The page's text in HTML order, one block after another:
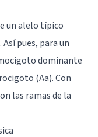
un alelo típico
pues, para un
dominante
(Aa). Con
las ramas de la